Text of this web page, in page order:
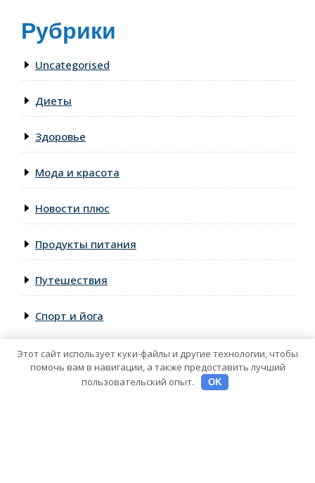
Рубрики
Uncategorised
Диеты
Здоровье
Мода и красота
Новости плюс
Продукты питания
Путешествия
Спорт и йога
Этот сайт использует куки-файлы и другие технологии, чтобы
помочь вам в навигации, а также предоставить лучший
пользовательский опыт.
OK